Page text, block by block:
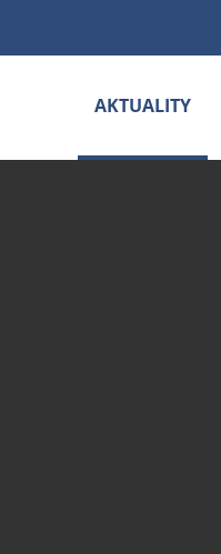
AKTUALITY